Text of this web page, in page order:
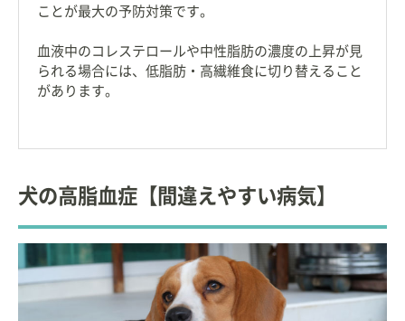
ことが最大の予防対策です。
血液中のコレステロールや中性脂肪の濃度の上昇が見
られる場合には、低脂肪・高繊維食に切り替えること
があります。
犬の高脂血症【間違えやすい病気】